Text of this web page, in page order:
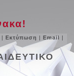
|Εκτύπωση |Email |